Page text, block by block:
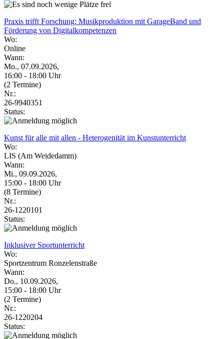
Praxis trifft Forschung: Musikproduktion mit GarageBand und
Förderung von Digitalkompetenzen
Wo:
Online
Wann:
Mo., 07.09.2026,
16:00 - 18:00 Uhr
(2 Termine)
Nr.:
26-9940351
Status:
Kunst für alle mit allen - Heterogenität im Kunstunterricht
Wo:
LIS (Am Weidedamm)
Wann:
Mi., 09.09.2026,
15:00 - 18:00 Uhr
(8 Termine)
Nr.:
26-1220101
Status:
Inklusiver Sportunterricht
Wo:
Sportzentrum Ronzelenstraße
Wann:
Do., 10.09.2026,
15:00 - 18:00 Uhr
(2 Termine)
Nr.:
26-1220204
Status: